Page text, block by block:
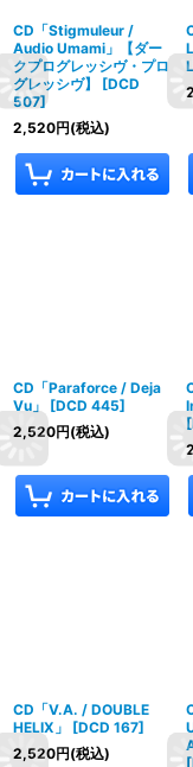
CD「Stigmuleur /
Audio Umami」【ダー
クプログレッシヴ・プロ
グレッシヴ】
[DCD
507]
2,520円(税込)
CD「Paraforce / Deja
Vu」
[DCD 445]
2,520円(税込)
[
CD「V.A. / DOUBLE
HELIX」
[DCD 167]
2,520円(税込)
[